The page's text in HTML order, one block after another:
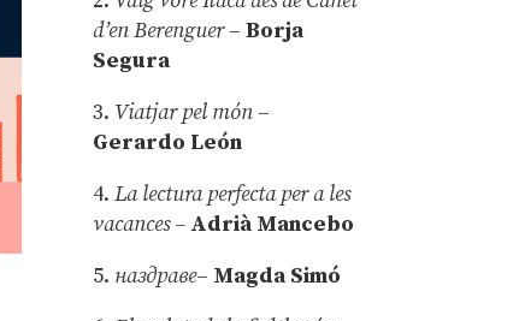
d’en Berenguer–Borja
Segura
3. Viatjar pel món –
Gerardo León
4.La lectura perfecta per a les
vacances – Adrià Mancebo
5. наздраве– Magda Simó